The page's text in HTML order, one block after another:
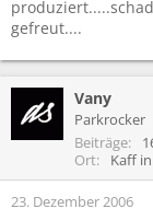
gefreut....
Vany
Parkrocker
Beiträge
Ort
Kaff
23. Dezember 2006